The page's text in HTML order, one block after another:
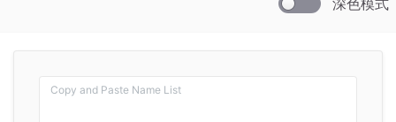
深色模式